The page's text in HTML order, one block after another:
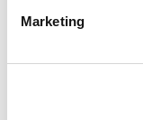
Marketing